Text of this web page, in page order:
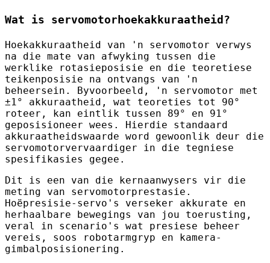
Wat is servomotorhoekakkuraatheid?
Hoekakkuraatheid van 'n servomotor verwys
na die mate van afwyking tussen die
werklike rotasieposisie en die teoretiese
teikenposisie na ontvangs van 'n
beheersein. Byvoorbeeld, 'n servomotor met
±1° akkuraatheid, wat teoreties tot 90°
roteer, kan eintlik tussen 89° en 91°
geposisioneer wees. Hierdie standaard
akkuraatheidswaarde word gewoonlik deur die
servomotorvervaardiger in die tegniese
spesifikasies gegee.
Dit is een van die kernaanwysers vir die
meting van servomotorprestasie.
Hoëpresisie-servo's verseker akkurate en
herhaalbare bewegings van jou toerusting,
veral in scenario's wat presiese beheer
vereis, soos robotarmgryp en kamera-
gimbalposisionering.